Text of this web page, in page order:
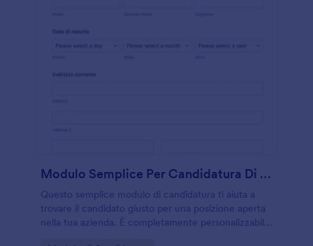
Modulo Semplice Per Candidatura Di Lavoro
Questo semplice modulo di candidatura ti aiuta a
trovare il candidato giusto per una posizione aperta
nella tua azienda. È completamente personalizzabile,